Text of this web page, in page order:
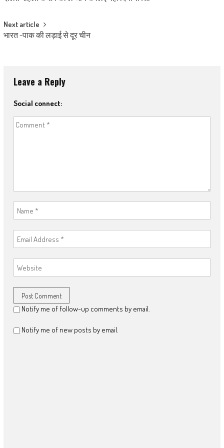
Next article
भारत -पाक की लड़ाई से दूर चीन
Leave a Reply
Social connect:
Notify me of follow-up comments by email.
Notify me of new posts by email.